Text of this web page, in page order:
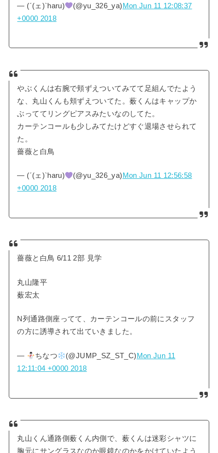
— (´(ェ)`haru) (@yu_326_ya) Mon Jun 11 12:08:37
+0000 2018
やぶくんは右腕で頬ずえついてみてて足組んでたよう
な、丸山くんも頬ずえついてた。薮くんはキャップか
ぶっててリングピアスみたいなのしてた。
カーテンコールも少しみてたけどすぐ退場させられて
た。
薔薇と白鳥
— (´(ェ)`haru) (@yu_326_ya) Mon Jun 11 12:56:58
+0000 2018
薔薇と白鳥 6/11 2部 見学
丸山隆平
薮宏太
N列通路側座ってて、カーテンコールの前にスタッフ
の方に誘導されて出ていきました。
— ちなつ (@JUMP_SZ_ST_C) Mon Jun 11
12:11:04 +0000 2018
丸山くん通路側薮くん内側で、薮くんは迷彩シャツに
胸元にサングラスなのか眼鏡なのかをかけていたよう